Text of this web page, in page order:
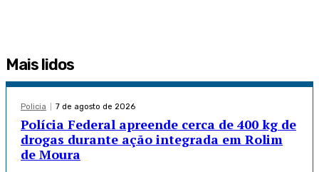
Mais lidos
Policia 7 de agosto de 2026
Polícia Federal apreende cerca de 400 kg de
drogas durante ação integrada em Rolim
de Moura